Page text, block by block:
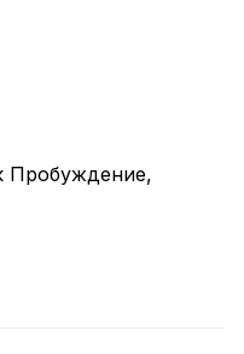
Пробуждение,